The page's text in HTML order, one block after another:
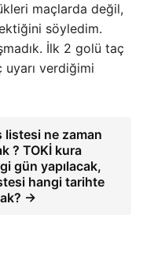
maçlarda değil,
söyledim.
İlk 2 golü taç
uyarı verdiğimi
listesi ne zaman
? TOKİ kura
gün yapılacak,
hangi tarihte
→